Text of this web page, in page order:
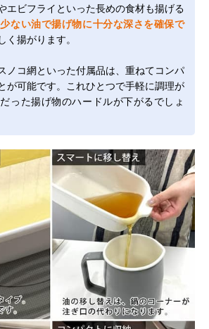
エビフライといった長めの食材も揚げる
少ない油で揚げ物に十分な深さを確保で
く揚がります。
ノコ網といった付属品は、重ねてコンパ
が可能です。これひとつで手軽に調理が
った揚げ物のハードルが下がるでしょ